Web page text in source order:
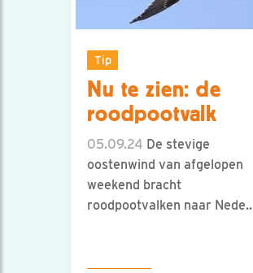
Tip
Nu te zien: de
roodpootvalk
05.09.24 De stevige
oostenwind van afgelopen
weekend bracht
roodpootvalken naar Nede..